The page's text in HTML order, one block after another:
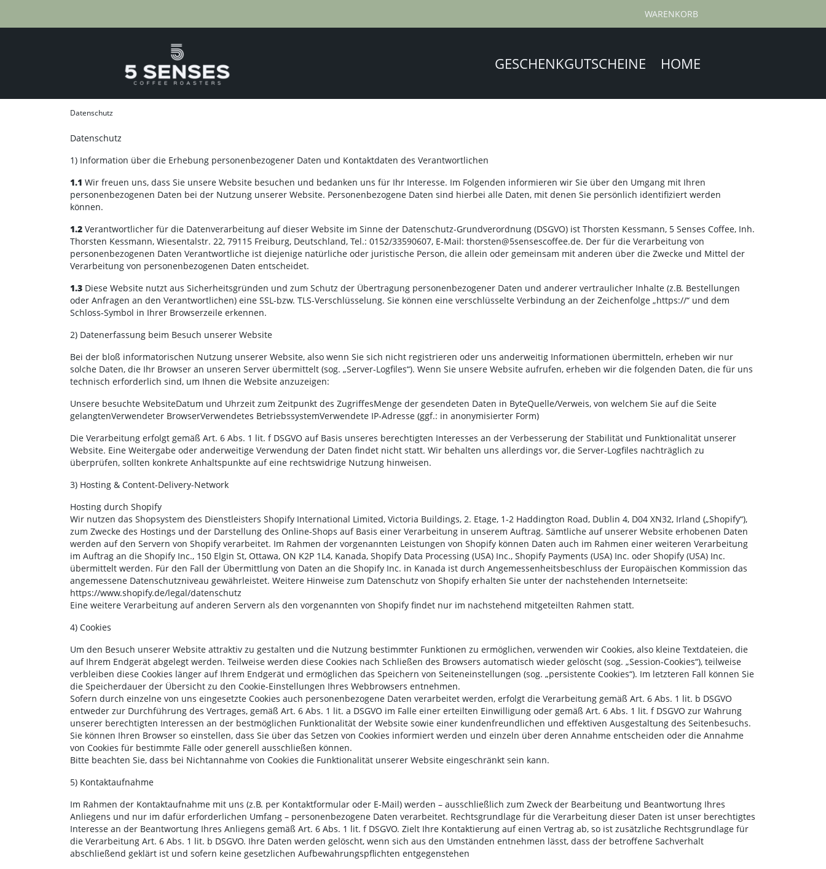
WARENKORB
GESCHENKGUTSCHEINE HOME
Datenschutz
Datenschutz
1) Information über die Erhebung personenbezogener Daten und Kontaktdaten des Verantwortlichen
1.1 Wir freuen uns, dass Sie unsere Website besuchen und bedanken uns für Ihr Interesse. Im Folgenden informieren wir Sie über den Umgang mit Ihren
personenbezogenen Daten bei der Nutzung unserer Website. Personenbezogene Daten sind hierbei alle Daten, mit denen Sie persönlich identifiziert werden
können.
1.2 Verantwortlicher für die Datenverarbeitung auf dieser Website im Sinne der Datenschutz-Grundverordnung (DSGVO) ist Thorsten Kessmann, 5 Senses Coffee, Inh.
Thorsten Kessmann, Wiesentalstr. 22, 79115 Freiburg, Deutschland, Tel.: 0152/33590607, E-Mail: thorsten@5sensescoffee.de. Der für die Verarbeitung von
personenbezogenen Daten Verantwortliche ist diejenige natürliche oder juristische Person, die allein oder gemeinsam mit anderen über die Zwecke und Mittel der
Verarbeitung von personenbezogenen Daten entscheidet.
1.3 Diese Website nutzt aus Sicherheitsgründen und zum Schutz der Übertragung personenbezogener Daten und anderer vertraulicher Inhalte (z.B. Bestellungen
oder Anfragen an den Verantwortlichen) eine SSL-bzw. TLS-Verschlüsselung. Sie können eine verschlüsselte Verbindung an der Zeichenfolge „https://“ und dem
Schloss-Symbol in Ihrer Browserzeile erkennen.
2) Datenerfassung beim Besuch unserer Website
Bei der bloß informatorischen Nutzung unserer Website, also wenn Sie sich nicht registrieren oder uns anderweitig Informationen übermitteln, erheben wir nur
solche Daten, die Ihr Browser an unseren Server übermittelt (sog. „Server-Logfiles“). Wenn Sie unsere Website aufrufen, erheben wir die folgenden Daten, die für uns
technisch erforderlich sind, um Ihnen die Website anzuzeigen:
Unsere besuchte WebsiteDatum und Uhrzeit zum Zeitpunkt des ZugriffesMenge der gesendeten Daten in ByteQuelle/Verweis, von welchem Sie auf die Seite
gelangtenVerwendeter BrowserVerwendetes BetriebssystemVerwendete IP-Adresse (ggf.: in anonymisierter Form)
Die Verarbeitung erfolgt gemäß Art. 6 Abs. 1 lit. f DSGVO auf Basis unseres berechtigten Interesses an der Verbesserung der Stabilität und Funktionalität unserer
Website. Eine Weitergabe oder anderweitige Verwendung der Daten findet nicht statt. Wir behalten uns allerdings vor, die Server-Logfiles nachträglich zu
überprüfen, sollten konkrete Anhaltspunkte auf eine rechtswidrige Nutzung hinweisen.
3) Hosting & Content-Delivery-Network
Hosting durch Shopify
Wir nutzen das Shopsystem des Dienstleisters Shopify International Limited, Victoria Buildings, 2. Etage, 1-2 Haddington Road, Dublin 4, D04 XN32, Irland („Shopify“),
zum Zwecke des Hostings und der Darstellung des Online-Shops auf Basis einer Verarbeitung in unserem Auftrag. Sämtliche auf unserer Website erhobenen Daten
werden auf den Servern von Shopify verarbeitet. Im Rahmen der vorgenannten Leistungen von Shopify können Daten auch im Rahmen einer weiteren Verarbeitung
im Auftrag an die Shopify Inc., 150 Elgin St, Ottawa, ON K2P 1L4, Kanada, Shopify Data Processing (USA) Inc., Shopify Payments (USA) Inc. oder Shopify (USA) Inc.
übermittelt werden. Für den Fall der Übermittlung von Daten an die Shopify Inc. in Kanada ist durch Angemessenheitsbeschluss der Europäischen Kommission das
angemessene Datenschutzniveau gewährleistet. Weitere Hinweise zum Datenschutz von Shopify erhalten Sie unter der nachstehenden Internetseite:
https://www.shopify.de/legal/datenschutz
Eine weitere Verarbeitung auf anderen Servern als den vorgenannten von Shopify findet nur im nachstehend mitgeteilten Rahmen statt.
4) Cookies
Um den Besuch unserer Website attraktiv zu gestalten und die Nutzung bestimmter Funktionen zu ermöglichen, verwenden wir Cookies, also kleine Textdateien, die
auf Ihrem Endgerät abgelegt werden. Teilweise werden diese Cookies nach Schließen des Browsers automatisch wieder gelöscht (sog. „Session-Cookies“), teilweise
verbleiben diese Cookies länger auf Ihrem Endgerät und ermöglichen das Speichern von Seiteneinstellungen (sog. „persistente Cookies“). Im letzteren Fall können Sie
die Speicherdauer der Übersicht zu den Cookie-Einstellungen Ihres Webbrowsers entnehmen.
Sofern durch einzelne von uns eingesetzte Cookies auch personenbezogene Daten verarbeitet werden, erfolgt die Verarbeitung gemäß Art. 6 Abs. 1 lit. b DSGVO
entweder zur Durchführung des Vertrages, gemäß Art. 6 Abs. 1 lit. a DSGVO im Falle einer erteilten Einwilligung oder gemäß Art. 6 Abs. 1 lit. f DSGVO zur Wahrung
unserer berechtigten Interessen an der bestmöglichen Funktionalität der Website sowie einer kundenfreundlichen und effektiven Ausgestaltung des Seitenbesuchs.
Sie können Ihren Browser so einstellen, dass Sie über das Setzen von Cookies informiert werden und einzeln über deren Annahme entscheiden oder die Annahme
von Cookies für bestimmte Fälle oder generell ausschließen können.
Bitte beachten Sie, dass bei Nichtannahme von Cookies die Funktionalität unserer Website eingeschränkt sein kann.
5) Kontaktaufnahme
Im Rahmen der Kontaktaufnahme mit uns (z.B. per Kontaktformular oder E-Mail) werden – ausschließlich zum Zweck der Bearbeitung und Beantwortung Ihres
Anliegens und nur im dafür erforderlichen Umfang – personenbezogene Daten verarbeitet. Rechtsgrundlage für die Verarbeitung dieser Daten ist unser berechtigtes
Interesse an der Beantwortung Ihres Anliegens gemäß Art. 6 Abs. 1 lit. f DSGVO. Zielt Ihre Kontaktierung auf einen Vertrag ab, so ist zusätzliche Rechtsgrundlage für
die Verarbeitung Art. 6 Abs. 1 lit. b DSGVO. Ihre Daten werden gelöscht, wenn sich aus den Umständen entnehmen lässt, dass der betroffene Sachverhalt
abschließend geklärt ist und sofern keine gesetzlichen Aufbewahrungspflichten entgegenstehen